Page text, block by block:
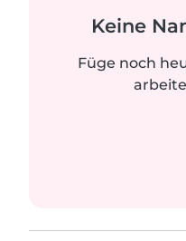
Keine
Füge noch